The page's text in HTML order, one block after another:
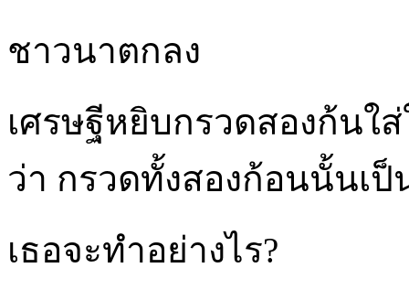
ชาวนาตกลง
เศรษฐีหยิบกรวดสองก้นใ
ว่า กรวดทั้งสองก้อนนั้นเป็
เธอจะทำอย่างไร?